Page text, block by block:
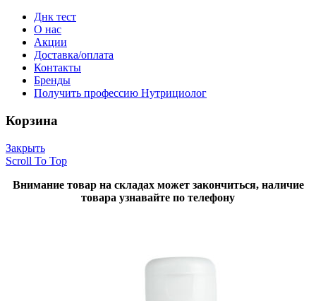
Днк тест
О нас
Акции
Доставка/оплата
Контакты
Бренды
Получить профессию Нутрициолог
Корзина
Закрыть
Scroll To Top
Внимание товар на складах может закончиться, наличие
товара узнавайте по телефону